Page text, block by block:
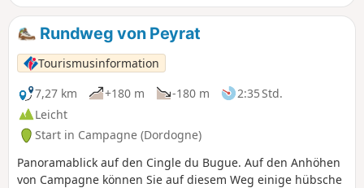
Rundweg von Peyrat
Tourismusinformation
7,27 km
+180 m -180 m
2:35 Std.
Leicht
Start in Campagne (Dordogne)
Panoramablick auf den Cingle du Bugue. Auf den Anhöhen
von Campagne können Sie auf diesem Weg einige hübsche